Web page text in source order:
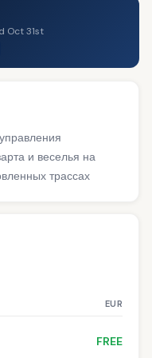
Oct 31st
и веселья на
трассах
EUR
FREE